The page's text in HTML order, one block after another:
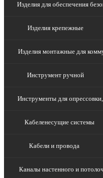
Изделия для обеспечения
Изделия крепежные
Изделия монтажные для
Инструмент ручной
Инструменты для
Кабеленесущие системы
Кабели и провода
Каналы настенного и